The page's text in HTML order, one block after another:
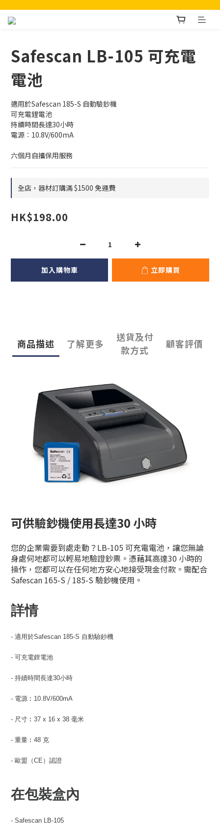
Safescan LB-105 可充電
電池
適用於Safescan 185-S 自動驗鈔機
可充電鋰電池
持續時間長達30小時
電源︰10.8V/600mA
六個月自攜保用服務
全店，器材訂購滿 $1500 免運費
HK$198.00
加入購物車 立即購買
商品描述 了解更多
送貨及付
款方式
顧客評價
可供驗鈔機使用長達30 小時
您的企業需要到處走動？LB-105 可充電電池，讓您無論
身處何地都可以輕易地驗證鈔票。憑藉其高達30 小時的
操作，您都可以在任何地方安心地接受現金付款。需配合
Safescan 165-S / 185-S 驗鈔機使用。
詳情
- 適用於Safescan 185-S 自動驗鈔機
- 可充電鋰電池
- 持續時間長達30小時
- 電源︰10.8V/600mA
- 尺寸︰37 x 16 x 38 毫米
- 重量︰48 克
- 歐盟（CE）認證
在包裝盒內
- Safescan LB-105